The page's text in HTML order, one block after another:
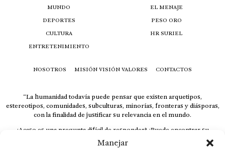
Manejar
MUNDO
DEPORTES
CULTURA
ENTRETENIMIENTO
EL MENAJE
PESO ORO
HR SURIEL
NOSOTROS MISIÓN VISIÓN VALORES CONTACTOS
“La humanidad todavía puede pensar que existen arquetipos,
estereotipos, comunidades, subculturas, minorías, fronteras y diásporas,
con la finalidad de justificar su relevancia en el mundo.
¿Acaso es una pregunta difícil de responder? ¿Puede encontrar su
respuesta al instante, otorgando al receptor cuestionado espacio y
velocidad suficiente para responder correctamente? De no ser así, el que